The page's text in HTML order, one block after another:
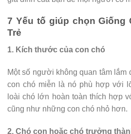
7 Yếu tố giúp chọn Giống
Trẻ
1. Kích thước của con chó
Một số người không quan tâm lắm
con chó miễn là nó phù hợp với
loài chó lớn hoàn toàn thích hợp
cũng như những con chó nhỏ hơn.
2. Chó con hoặc chó trưởng